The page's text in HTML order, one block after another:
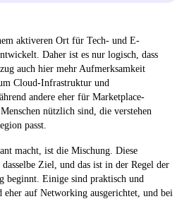
aktiveren Ort für Tech- und E-
Daher ist es nur logisch, dass
auch hier mehr Aufmerksamkeit
Cloud-Infrastruktur und
andere eher für Marketplace-
nützlich sind, die verstehen
passt.
macht, ist die Mischung. Diese
Ziel, und das ist in der Regel der
beginnt. Einige sind praktisch und
eher auf Networking ausgerichtet, und bei